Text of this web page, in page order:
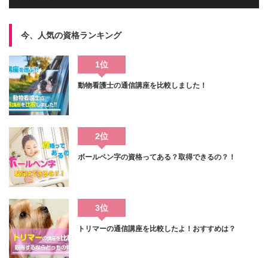
今、人気の資格ランキング
1位
動物看護士の通信講座を比較しました！
2位
ボールペン字の資格ってある？取得できるの？！
3位
トリマーの通信講座を比較したよ！おすすめは？